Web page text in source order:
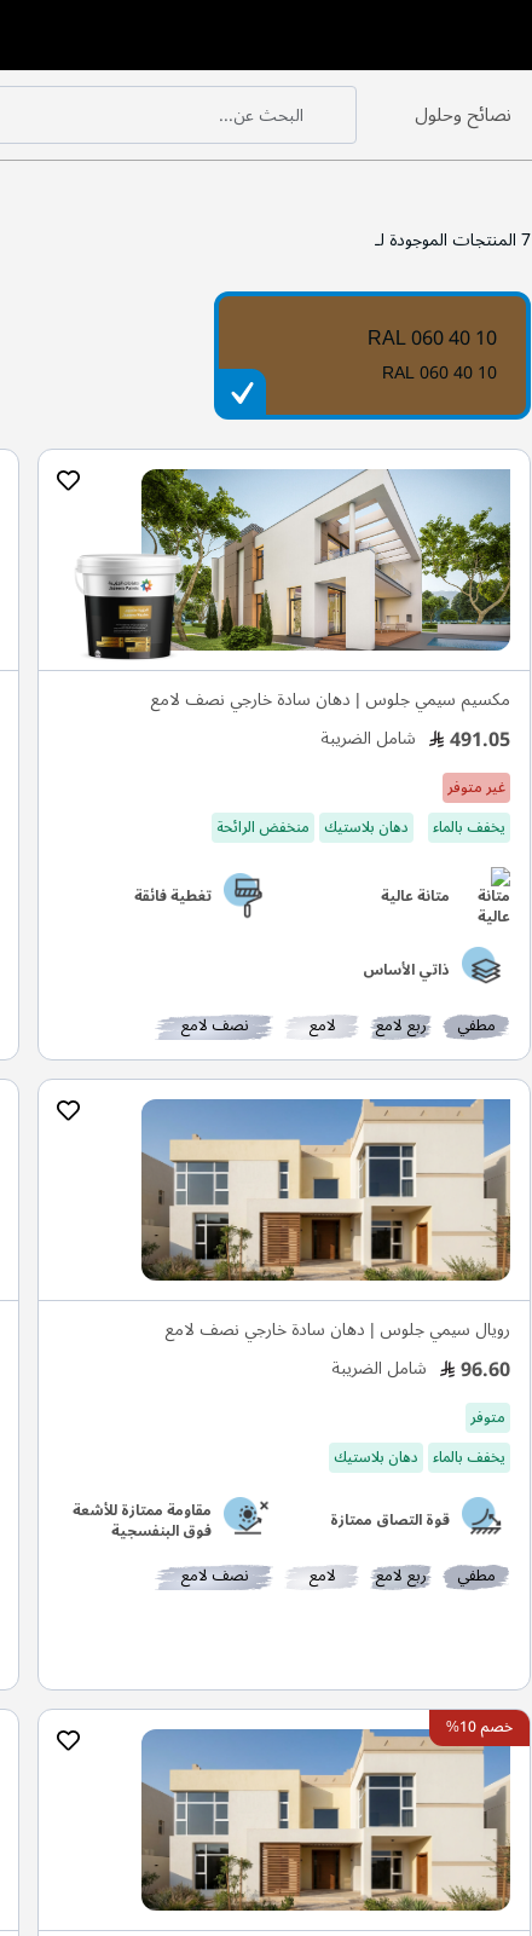
بحث
البحث عن...
بحث نصائح وحلول
7المنتجات الموجودة لـ
RAL 060 40 10
RAL 060 40 10
مكسيم سيمي جلوس | دهان سادة خارجي نصف لامع
491.05 شامل الضريبة
غير متوفر
يخفف بالماء
دهان بلاستيك منخفض الرائحة
متانة عالية تغطية فائقة
ذاتي الأساس
مطفي ربع لامع لامع نصف لامع
رويال سيمي جلوس | دهان سادة خارجي نصف لامع
96.60 شامل الضريبة
متوفر
يخفف بالماء دهان بلاستيك
قوة التصاق ممتازة مقاومة ممتازة للأشعة
فوق البنفسجية
مطفي ربع لامع لامع نصف لامع
خصم 10%